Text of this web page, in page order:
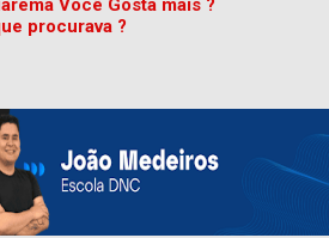
Você Gosta mais ?
procurava ?